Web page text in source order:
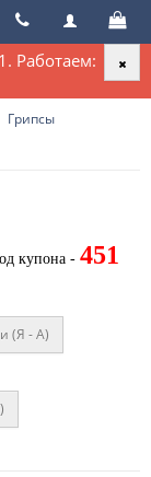
Работаем:
Грипсы
купона - 451
(Я - A)